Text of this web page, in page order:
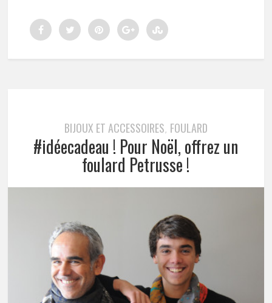
BIJOUX ET ACCESSOIRES, FOULARD
#idéecadeau ! Pour Noël, offrez un
foulard Petrusse !